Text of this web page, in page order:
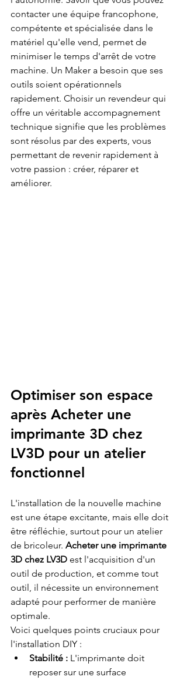
contacter une équipe francophone,
compétente et spécialisée dans le
matériel qu'elle vend, permet de
minimiser le temps d'arrêt de votre
machine. Un Maker a besoin que ses
outils soient opérationnels
rapidement. Choisir un revendeur qui
offre un véritable accompagnement
technique signifie que les problèmes
sont résolus par des experts, vous
permettant de revenir rapidement à
votre passion : créer, réparer et
améliorer.
Optimiser son espace
après Acheter une
imprimante 3D chez
LV3D pour un atelier
fonctionnel
L'installation de la nouvelle machine
est une étape excitante, mais elle doit
être réfléchie, surtout pour un atelier
de bricoleur. Acheter une imprimante
3D chez LV3D est l'acquisition d'un
outil de production, et comme tout
outil, il nécessite un environnement
adapté pour performer de manière
optimale.
Voici quelques points cruciaux pour
l'installation DIY :
Stabilité : L'imprimante doit
reposer sur une surface